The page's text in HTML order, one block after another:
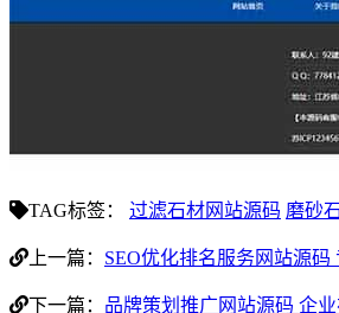
TAG标签： 过滤石材网站源码 磨砂
上一篇： SEO优化排名服务网站源码
下一篇： 品牌策划推广网站源码 企